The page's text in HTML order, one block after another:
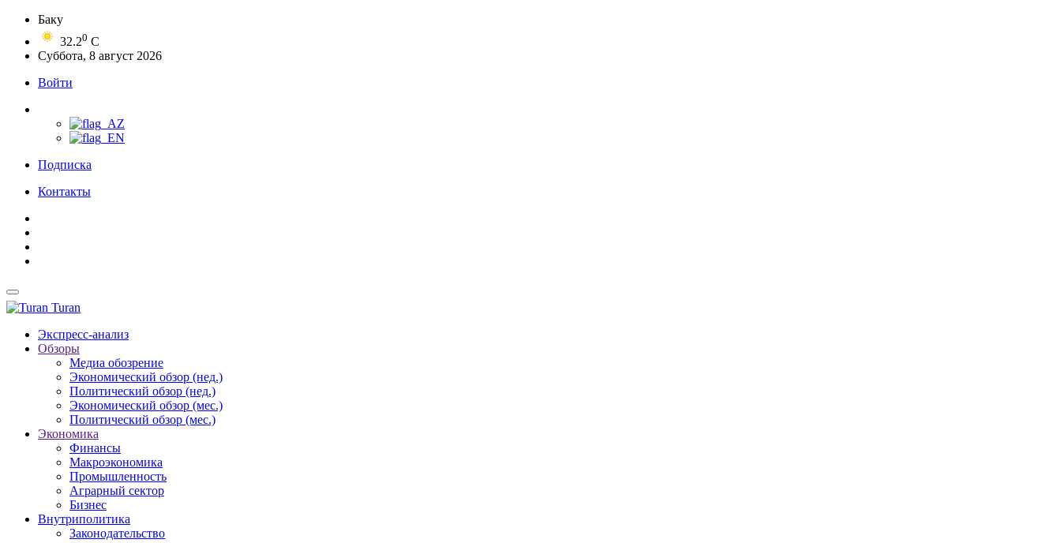
Баку
32.20 C
Суббота, 8 август 2026
Войти
Подписка
Контакты
Turan
Экспресс-анализ
Обзоры
Медиа обозрение
Экономический обзор (нед.)
Политический обзор (нед.)
Экономический обзор (мес.)
Политический обзор (мес.)
Экономика
Финансы
Макроэкономика
Промышленность
Аграрный сектор
Бизнес
Внутриполитика
Законодательство